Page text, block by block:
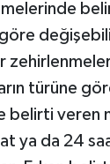
türüne
belirti veren
ya da 24